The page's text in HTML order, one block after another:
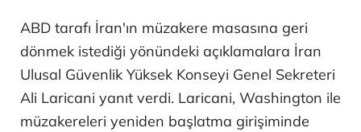
ABD tarafı İran'ın müzakere masasına geri
dönmek istediği yönündeki açıklamalara İran
Ulusal Güvenlik Yüksek Konseyi Genel Sekreteri
Ali Laricani yanıt verdi. Laricani, Washington ile
müzakereleri yeniden başlatma girişiminde